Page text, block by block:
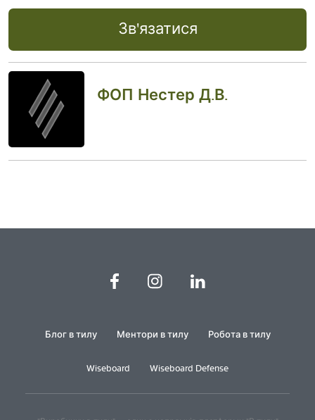
Зв'язатися
ФОП Нестер Д.В.
Блог в тилу Ментори в тилу Робота в тилу
Wiseboard Wiseboard Defense